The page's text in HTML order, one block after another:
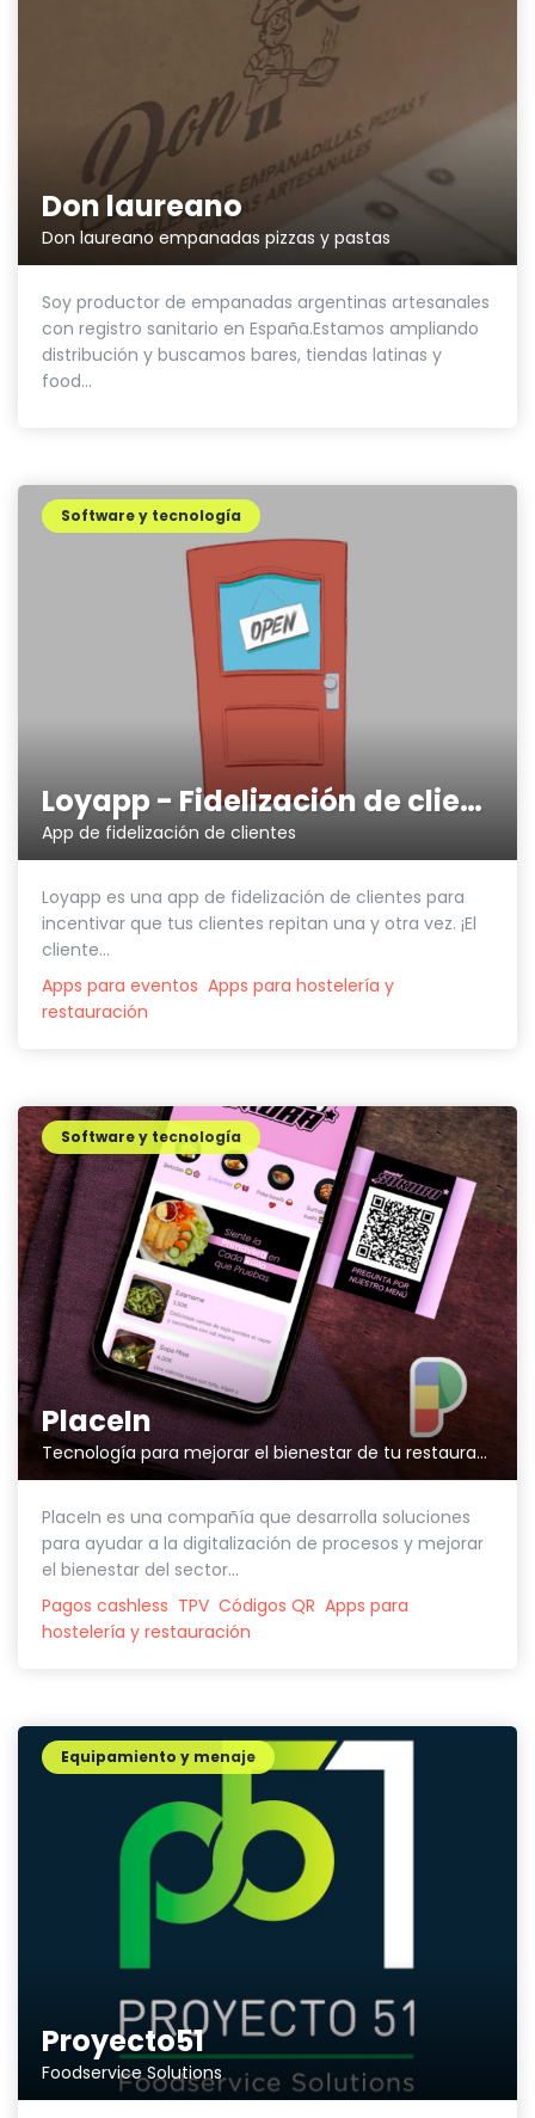
Don laureano
Don laureano empanadas pizzas y pastas
Soy productor de empanadas argentinas artesanales
con registro sanitario en España.Estamos ampliando
distribución y buscamos bares, tiendas latinas y
food...
Loyapp - Fidelización de clientes
App de fidelización de clientes
Software y tecnología
Loyapp es una app de fidelización de clientes para
incentivar que tus clientes repitan una y otra vez. ¡El
cliente...
Apps para eventos Apps para hostelería y
restauración
PlaceIn
Tecnología para mejorar el bienestar de tu restaurante
Software y tecnología
PlaceIn es una compañía que desarrolla soluciones
para ayudar a la digitalización de procesos y mejorar
el bienestar del sector...
Pagos cashless TPV Códigos QR Apps para
hostelería y restauración
Proyecto51
Foodservice Solutions
Equipamiento y menaje